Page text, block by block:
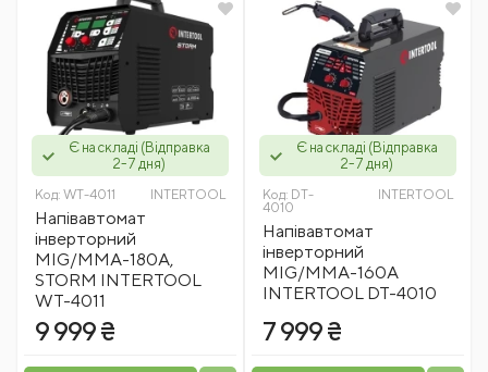
Є на складі (Відправка
2-7 дня)
Код: WT-4011 INTERTOOL
Напівавтомат
інверторний
MIG/MMA-180A,
STORM INTERTOOL
WT-4011
9 999 ₴
Є на складі (Відправка
2-7 дня)
Код: DT-
4010
INTERTOOL
Напівавтомат
інверторний
MIG/MMA-160A
INTERTOOL DT-4010
7 999 ₴